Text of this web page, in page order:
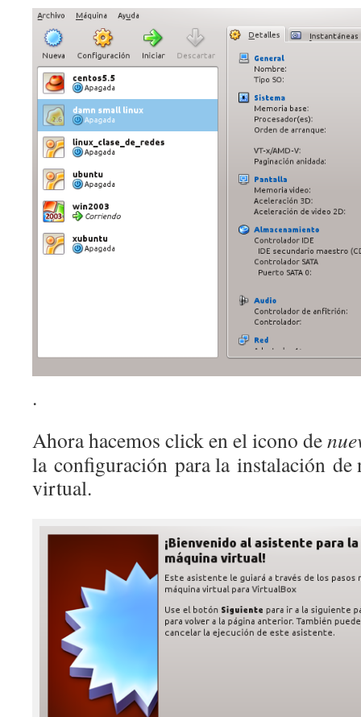
.
Ahora hacemos click en el icono de
la configuración para la instalación de
virtual.